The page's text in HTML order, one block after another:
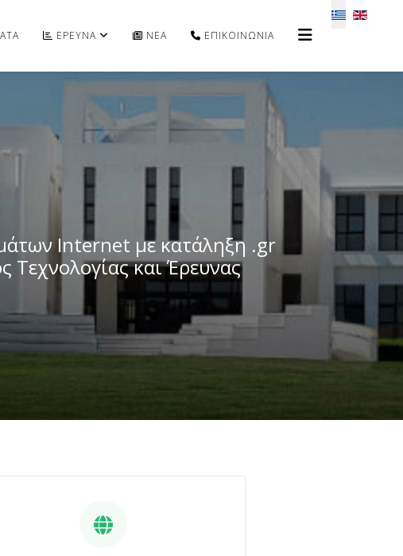
ΕΡΕΥΝΑ ΝΕΑ ΕΠΙΚΟΙΝΩΝΙΑ
Επιλέξτε τη
Internet με κατάληξη .gr
Τεχνολογίας και Έρευνας